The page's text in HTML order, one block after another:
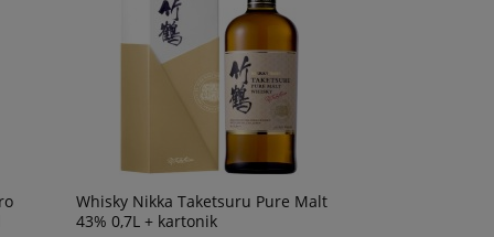
Whisky Nikka Taketsuru Pure Malt
43% 0,7L + kartonik